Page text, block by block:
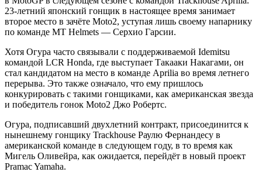
23-летний японский гонщик в настоящее время занимает
второе место в зачёте Moto2, уступая лишь своему напарнику
по команде MT Helmets — Серхио Гарсии.
Хотя Огура часто связывали с поддерживаемой Idemitsu
командой LCR Honda, где выступает Такааки Накагами, он
стал кандидатом на место в команде Aprilia во время летнего
перерыва. Это также означало, что ему пришлось
конкурировать с такими гонщиками, как американская звезда
и победитель гонок Moto2 Джо Робертс.
Огура, подписавший двухлетний контракт, присоединится к
нынешнему гонщику Trackhouse Раулю Фернандесу в
американской команде в следующем году, в то время как
Мигель Оливейра, как ожидается, перейдёт в новый проект
Pramac Yamaha.